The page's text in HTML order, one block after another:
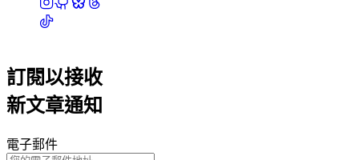
訂閱以接收
新文章通知
電子郵件